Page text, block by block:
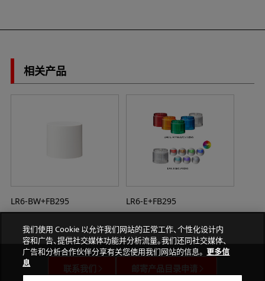
相关产品
LR6-BW+FB295 LR6-E+FB295
联系我们 邮寄产品目录申请
我们使用 Cookie 以允许我们网站的正常工作、个性化设计内
容和广告、提供社交媒体功能并分析流量。我们还同社交媒体、
广告和分析合作伙伴分享有关您使用我们网站的信息。 更多信
息